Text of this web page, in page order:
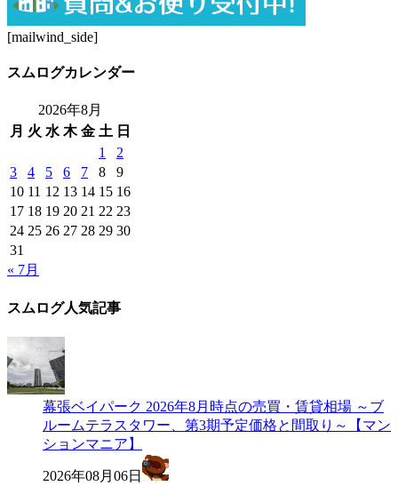
[mailwind_side]
スムログカレンダー
2026年8月
月 火 水 木 金 土 日
1
2
3
4 5 6 7 8
9
10 11 12 13 14 15 16
17 18 19 20 21 22 23
24 25 26 27 28 29 30
31
« 7月
スムログ人気記事
幕張ベイパーク 2026年8月時点の売買・賃貸相場 ～ブ
ルームテラスタワー、第3期予定価格と間取り～【マン
ションマニア】
2026年08月06日